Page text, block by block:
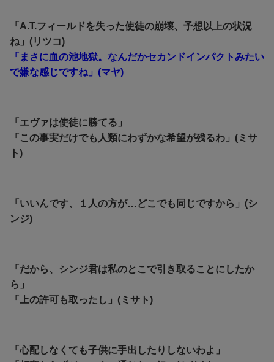
「A.T.フィールドを失った使徒の崩壊、予想以上の状況
ね」(リツコ)
「まさに血の池地獄。なんだかセカンドインパクトみたい
で嫌な感じですね」(マヤ)
「エヴァは使徒に勝てる」
「この事実だけでも人類にわずかな希望が残るわ」(ミサ
ト)
「いいんです、１人の方が…どこでも同じですから」(シ
ンジ)
「だから、シンジ君は私のとこで引き取ることにしたか
ら」
「上の許可も取ったし」(ミサト)
「心配しなくても子供に手出したりしないわよ」